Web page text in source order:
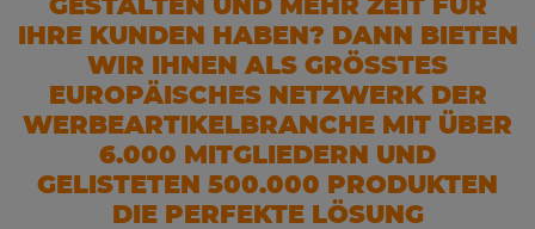
GESTALTEN UND MEHR ZEIT FÜR
IHRE KUNDEN HABEN? DANN BIETEN
WIR IHNEN ALS GRÖSSTES E
UROPÄISCHES NETZWERK DER W
ERBEARTIKELBRANCHE MIT ÜBER 6
.000 MITGLIEDERN UND G
ELISTETEN 500.000 PRODUKTEN D
IE PERFEKTE LÖSUNG